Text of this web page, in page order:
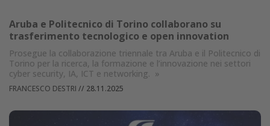
Aruba e Politecnico di Torino collaborano su
trasferimento tecnologico e open innovation
Prosegue la collaborazione triennale tra Aruba e il Politecnico di
Torino per la ricerca, la formazione e l’innovazione nei settori
cyber security, IA, ICT e networking. »
FRANCESCO DESTRI // 28.11.2025